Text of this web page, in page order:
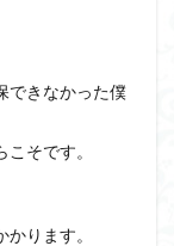
できなかった僕
そです。
ります。